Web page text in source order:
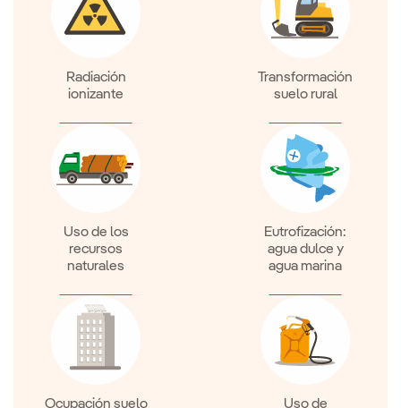
Radiación
ionizante
Transformación
suelo rural
Uso de los
recursos
naturales
Eutrofización:
agua dulce y
agua marina
Ocupación suelo
Uso de